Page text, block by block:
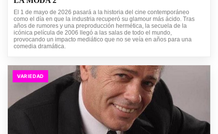
El 1 de mayo de 2026 pasará a la historia del cine contemporáneo
como el día en que la industria recuperó su glamour más ácido. Tras
años de rumores y una preproducción hermética, la secuela de la
icónica película de 2006 llegó a las salas de todo el mundo,
provocando un impacto mediático que no se veía en años para una
comedia dramática.
VARIEDAD